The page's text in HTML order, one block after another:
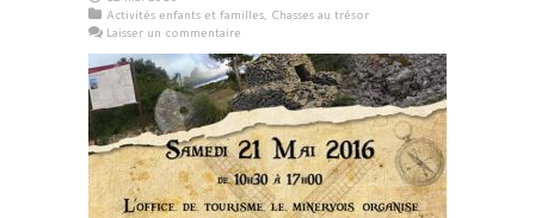
Activités enfants et familles, Chasses au trésor
Laisser un commentaire